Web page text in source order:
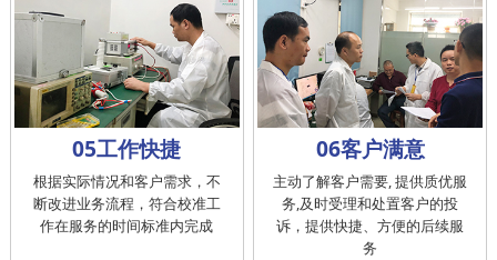
05工作快捷
根据实际情况和客户需求，不
断改进业务流程，符合校准工
作在服务的时间标准内完成
06客户满意
主动了解客户需要, 提供质优服
务,及时受理和处置客户的投
诉，提供快捷、方便的后续服
务